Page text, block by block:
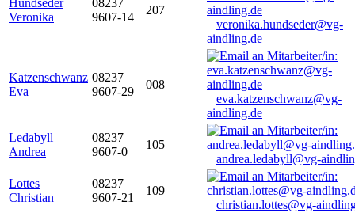
Hundseder
Veronika
08237
9607-14
207
veronika.hundseder@vg-
aindling.de
Katzenschwanz
Eva
08237
9607-29
008
eva.katzenschwanz@vg-
aindling.de
Ledabyll
Andrea
08237
9607-0
105
andrea.ledabyll@vg-
Lottes
Christian
08237
9607-21
109
christian.lottes@vg-